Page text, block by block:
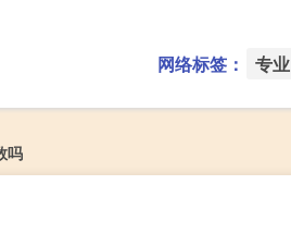
网络标签： 专业
吗